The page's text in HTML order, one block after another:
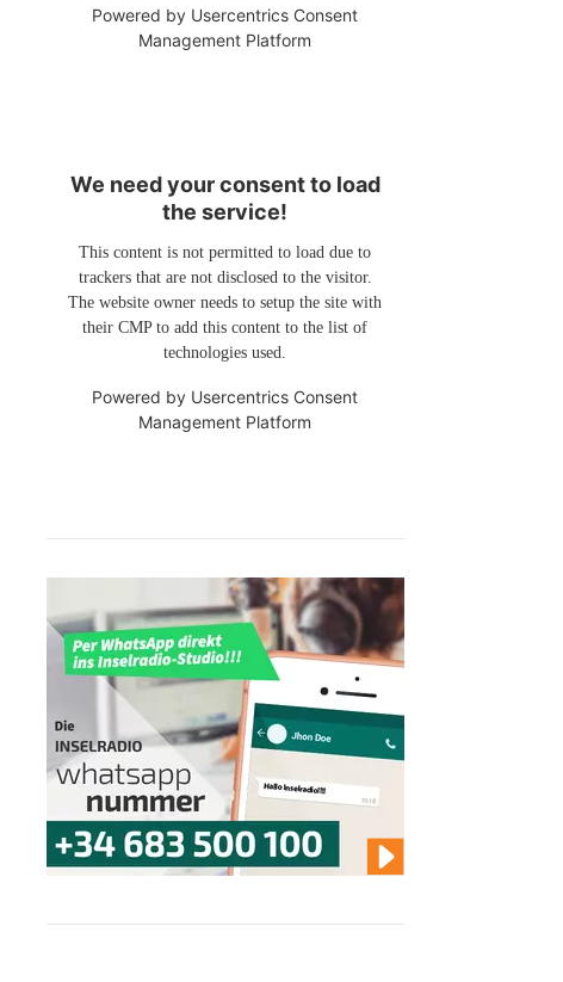
Powered by Usercentrics Consent
Management Platform
We need your consent to load
the service!
This content is not permitted to load due to
trackers that are not disclosed to the visitor.
The website owner needs to setup the site with
their CMP to add this content to the list of
technologies used.
Powered by Usercentrics Consent
Management Platform